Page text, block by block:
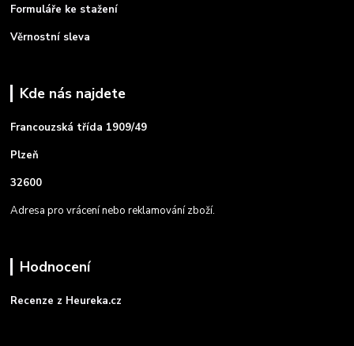
Formuláře ke stažení
Věrnostní sleva
Kde nás najdete
Francouzská třída 1909/49
Plzeň
32600
Adresa pro vrácení nebo reklamování zboží.
Hodnocení
Recenze z Heureka.cz